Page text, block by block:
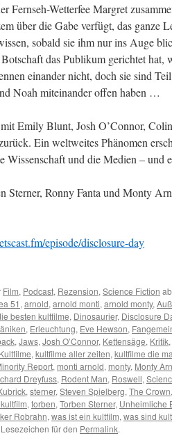
Fernseh-Wetterfee Margret
über die Gabe verfügt, das ganze
sobald sie ihm nur ins Auge
das Publikum gerichtet hat,
einander nicht, doch sie sind
Noah miteinander offen haben …
Emily Blunt, Josh O’Connor,
Ein weltweites Phänomen
Wissenschaft und die Medien – und
Sterner, Ronny Fanta und Monty
episode/disclosure-day
Film, Podcast, Rezension, Science Fiction
51 , arnold, arnold monti, arnold monty,
besten kultfilme, Dinosaurier, Disclosure
, Erleuchtung, Eve Hewson,
, Jaws, Josh O’Connor, Kettensäge, Kritik,
Kultfilme, kultfilme aller zeiten, kultfilme die
Report, monti arnold, monty, Monty
Dreyfuss, Rodent Man, Roswell,
, sterner, Steven Spielberg, The Crown,
, torben, Torben Sterner, Unheimliche
Robrahn, was ist ein kultfilm, was sind
für den Permalink.